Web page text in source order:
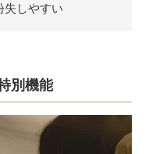
失しやすい
別機能